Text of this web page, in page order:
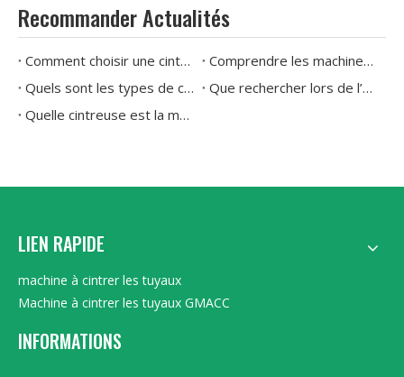
Recommander Actualités
Comment choisir une cintreuse de tuyaux hydraulique ?
Comprendre les machines à cintrer les tuyaux : explication des types et des applications
Quels sont les types de cintreuses de tuyaux disponibles aujourd'hui
Que rechercher lors de l’achat d’une cintreuse de tuyaux
Quelle cintreuse est la meilleure pour des courbures précises sur des tuyaux en acier inoxydable et en cuivre
LIEN RAPIDE
machine à cintrer les tuyaux
Machine à cintrer les tuyaux GMACC
INFORMATIONS